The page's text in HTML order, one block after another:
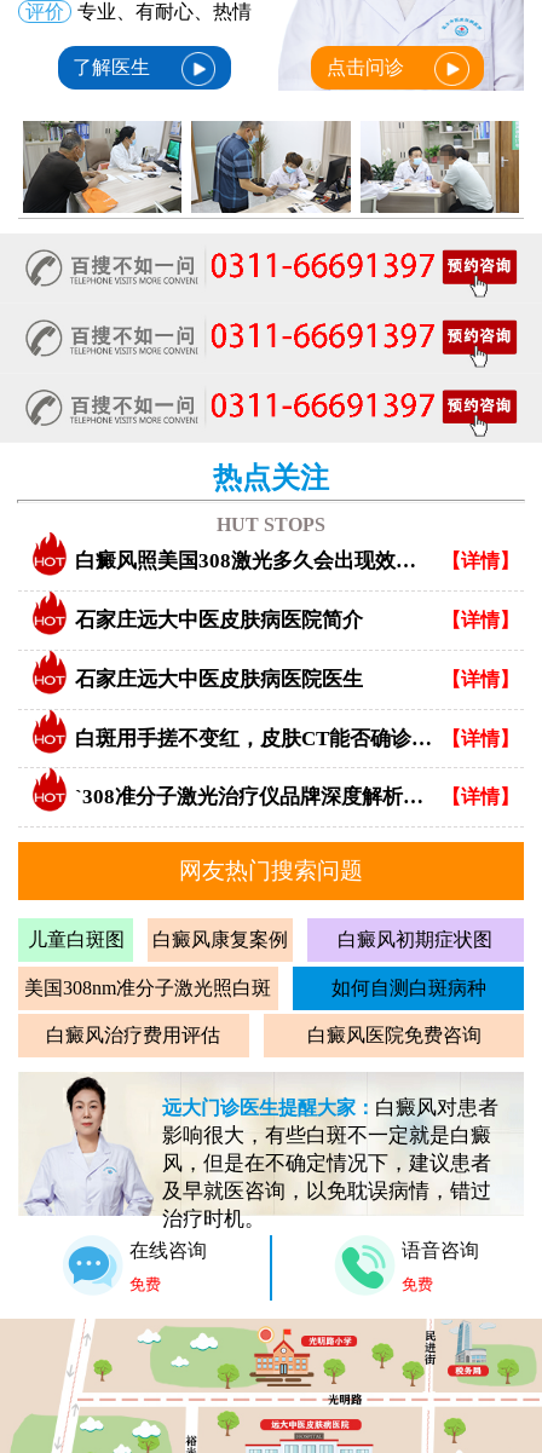
评价
专业、有耐心、热情
了解医生 点击问诊
热点关注
HUT STOPS
白癜风照美国308激光多久会出现效果？ 【详情】
石家庄远大中医皮肤病医院简介 【详情】
石家庄远大中医皮肤病医院医生 【详情】
白斑用手搓不变红，皮肤CT能否确诊白癜风？ 【详情】
`308准分子激光治疗仪品牌深度解析：专业视角下的优选指南` 【详情】
网友热门搜索问题
儿童白斑图 白癜风康复案例 白癜风初期症状图
美国308nm准分子激光照白斑 如何自测白斑病种
白癜风治疗费用评估 白癜风医院免费咨询
远大门诊医生提醒大家： 白癜风对患者
影响很大，有些白斑不一定就是白癜
风，但是在不确定情况下，建议患者
及早就医咨询，以免耽误病情，错过
治疗时机。
在线咨询
免费
语音咨询
免费